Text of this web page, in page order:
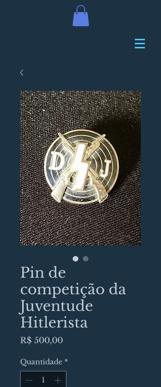
Pin de
competição da
Juventude
Hitlerista
R$ 500,00Preço
Quantidade *